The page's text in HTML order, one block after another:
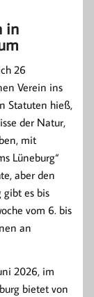
in
26
Verein ins
Statuten hieß,
der Natur,
mit
Lüneburg“
aber den
gibt es bis
vom 6. bis
an
2026, im
bietet von